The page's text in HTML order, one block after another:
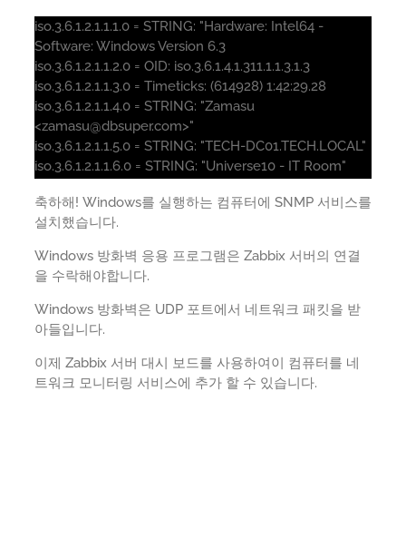
iso.3.6.1.2.1.1.1.0 = STRING: "Hardware: Intel64 -
Software: Windows Version 6.3
iso.3.6.1.2.1.1.2.0 = OID: iso.3.6.1.4.1.311.1.1.3.1.3
iso.3.6.1.2.1.1.3.0 = Timeticks: (614928) 1:42:29.28
iso.3.6.1.2.1.1.4.0 = STRING: "Zamasu
<zamasu@dbsuper.com>"
iso.3.6.1.2.1.1.5.0 = STRING: "TECH-DC01.TECH.LOCAL"
iso.3.6.1.2.1.1.6.0 = STRING: "Universe10 - IT Room"
축하해! Windows를 실행하는 컴퓨터에 SNMP 서비스를
설치했습니다.
Windows 방화벽 응용 프로그램은 Zabbix 서버의 연결
을 수락해야합니다.
Windows 방화벽은 UDP 포트에서 네트워크 패킷을 받
아들입니다.
이제 Zabbix 서버 대시 보드를 사용하여이 컴퓨터를 네
트워크 모니터링 서비스에 추가 할 수 있습니다.